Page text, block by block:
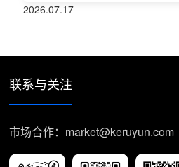
2026.07.17
联系与关注
市场合作：market@keruyun.com